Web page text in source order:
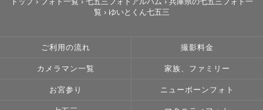
基本的にはLINEまたはメールでやり取りをさせていただい
ZOOMやgoogleMeetで対面のお打ち合わせももちろん大
【撮影場所・交通費について】
トップ› フォト一覧 › 七五三フォトアルバム › 兵庫県の七五三フォト一
覧 › ゆいとくん七五三
ご利用の流れ 撮影料金
カメラマン一覧 家族、ファミリー
お宮参り ニューボーンフォト